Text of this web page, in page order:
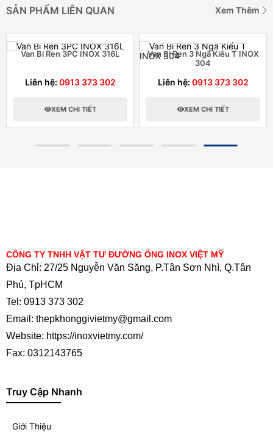
SẢN PHẨM LIÊN QUAN Xem Thêm
Van Bi Ren 3PC INOX 316L
Liên hệ: 0913 373 302
XEM CHI TIẾT
Van Bi Ren 3 Ngã Kiểu T INOX
304
Liên hệ: 0913 373 302
XEM CHI TIẾT
CÔNG TY TNHH VẬT TƯ ĐƯỜNG ỐNG INOX VIỆT MỸ
Địa Chỉ: 27/25 Nguyễn Văn Săng, P.Tân Sơn Nhì, Q.Tân
Phú, TpHCM
Tel: 0913 373 302
Email: thepkhonggivietmy@gmail.com
Website: https://inoxvietmy.com/
Fax: 0312143765
Truy Cập Nhanh
Giới Thiệu